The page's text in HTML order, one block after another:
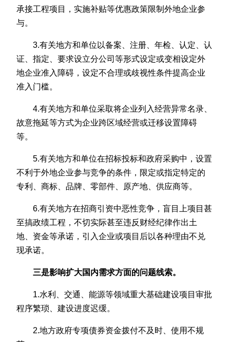
承接工程项目，实施补贴等优惠政策限制外地企业参
与。
3.有关地方和单位以备案、注册、年检、认定、认
证、指定、要求设立分公司等形式设定或变相设定外
地企业准入障碍，设定不合理或歧视性条件提高企业
准入门槛。
4.有关地方和单位采取将企业列入经营异常名录、
故意拖延等方式为企业跨区域经营或迁移设置障碍
等。
5.有关地方和单位在招标投标和政府采购中，设置
不利于外地企业参与竞争的条件，限定或指定特定的
专利、商标、品牌、零部件、原产地、供应商等。
6.有关地方在招商引资中恶性竞争，盲目上项目甚
至搞政绩工程，不切实际甚至违反财经纪律作出土
地、资金等承诺，引入企业或项目后以各种理由不兑
现承诺。
三是影响扩大国内需求方面的问题线索。
1.水利、交通、能源等领域重大基础建设项目审批
程序繁琐、建设进度迟缓。
2.地方政府专项债券资金拨付不及时、使用不规